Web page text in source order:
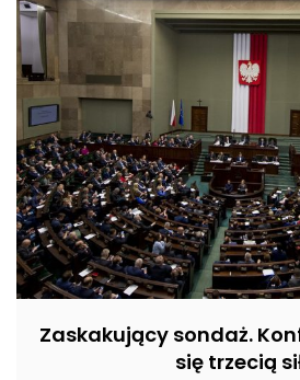
Zaskakujący sondaż.
się trzecią